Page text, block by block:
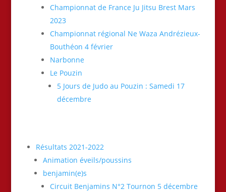
Championnat de France Ju Jitsu Brest Mars
2023
Championnat régional Ne Waza Andrézieux-
Bouthéon 4 février
Narbonne
Le Pouzin
5 Jours de Judo au Pouzin : Samedi 17
décembre
Résultats 2021-2022
Animation éveils/poussins
benjamin(e)s
Circuit Benjamins N°2 Tournon 5 décembre